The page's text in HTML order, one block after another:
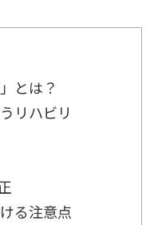
とは？
リハビリ
る注意点